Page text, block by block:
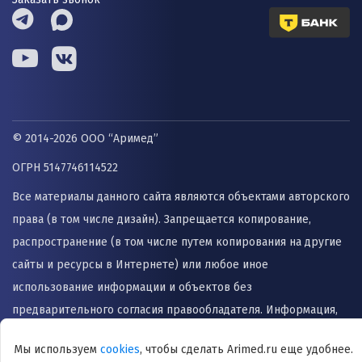
© 2014-2026 ООО “Аримед”
ОГРН 5147746114522
Все материалы данного сайта являются объектами авторского
права (в том числе дизайн). Запрещается копирование,
распространение (в том числе путем копирования на другие
сайты и ресурсы в Интернете) или любое иное
использование информации и объектов без
предварительного согласия правообладателя. Информация,
может быть использована для назначения лечения и
Мы используем cookies, чтобы сделать Arimed.ru еще удобнее.